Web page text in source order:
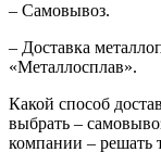
– Самовывоз.
– Доставка
«Металлосплав».
Какой способ
выбрать –
компании – решать